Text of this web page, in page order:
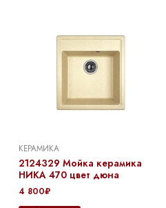
КЕРАМИКА
2124329 Мойка керамика
НИКА 470 цвет дюна
4 800₽